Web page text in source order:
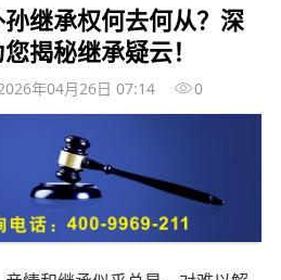
继承权何去何从？深
揭秘继承疑云！
年04月26日 07:14 0